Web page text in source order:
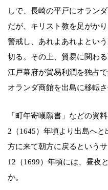
しで、長崎の平戸にオランダ
だが、キリスト教を足がか
警戒し、あれよあれよとい
切る。その上、貿易に関わ
江戸幕府が貿易利潤を独占
オランダ商館を出島に移転さ
「町年寄嘆願書」などの資
2（1645）年頃より出島へ
方に来て朝方に戻るという
12（1699）年頃には、昼夜
か。